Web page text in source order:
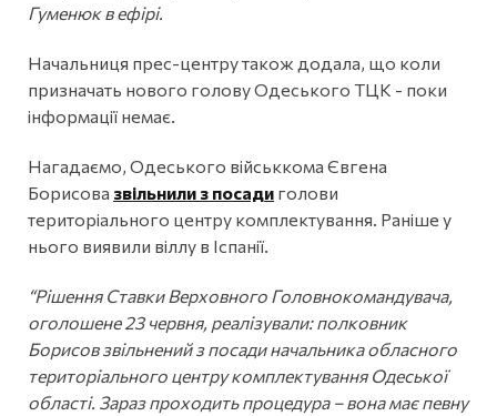
Гуменюк в ефірі.
Начальниця прес-центру також додала, що коли
призначать нового голову Одеського ТЦК - поки
інформації немає.
Нагадаємо, Одеського військкома Євгена
Борисова звільнили з посади голови
територіального центру комплектування. Раніше у
нього виявили віллу в Іспанії.
“Рішення Ставки Верховного Головнокомандувача,
оголошене 23 червня, реалізували: полковник
Борисов звільнений з посади начальника обласного
територіального центру комплектування Одеської
області. Зараз проходить процедура – вона має певну